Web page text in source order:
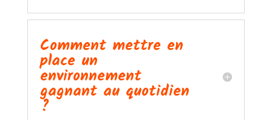
Comment mettre en
place un
environnement
gagnant au quotidien
?